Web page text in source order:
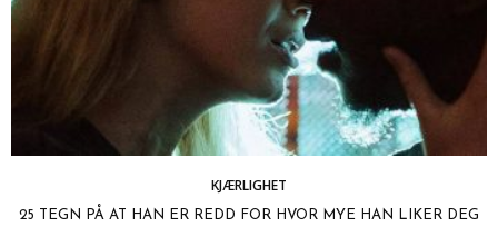
KJÆRLIGHET
25 TEGN PÅ AT HAN ER REDD FOR HVOR MYE HAN LIKER DEG